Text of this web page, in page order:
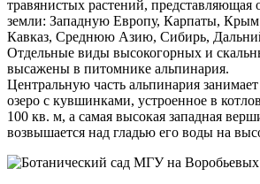
травянистых растений, представляющая
земли: Западную Европу, Карпаты,
Кавказ, Среднюю Азию, Сибирь,
Отдельные виды высокогорных и
высажены в питомнике альпинария.
Центральную часть альпинария
озеро с кувшинками, устроенное в
100 кв. м, а самая высокая западная
возвышается над гладью его воды на